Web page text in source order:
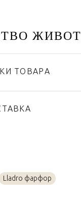
ТОВАРА
Lladro фарфор